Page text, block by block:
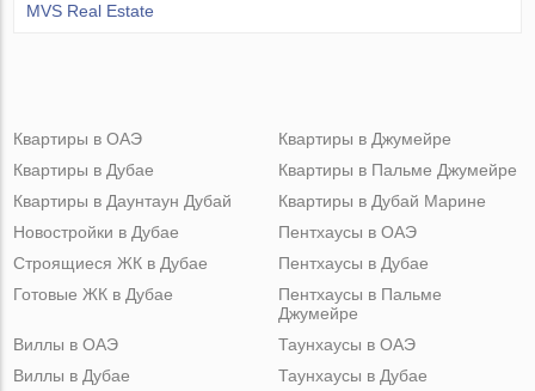
MVS Real Estate
Квартиры в ОАЭ
Квартиры в Дубае
Квартиры в Даунтаун Дубай
Квартиры в Джумейре
Квартиры в Пальме Джумейре
Квартиры в Дубай Марине
Новостройки в Дубае
Строящиеся ЖК в Дубае
Готовые ЖК в Дубае
Пентхаусы в ОАЭ
Пентхаусы в Дубае
Пентхаусы в Пальме
Джумейре
Виллы в ОАЭ
Виллы в Дубае
Таунхаусы в ОАЭ
Таунхаусы в Дубае